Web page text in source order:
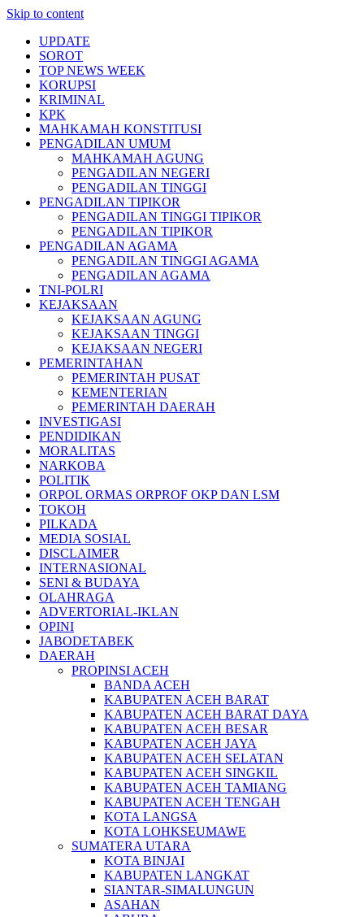
Skip to content
UPDATE
SOROT
TOP NEWS WEEK
KORUPSI
KRIMINAL
KPK
MAHKAMAH KONSTITUSI
PENGADILAN UMUM
MAHKAMAH AGUNG
PENGADILAN NEGERI
PENGADILAN TINGGI
PENGADILAN TIPIKOR
PENGADILAN TINGGI TIPIKOR
PENGADILAN TIPIKOR
PENGADILAN AGAMA
PENGADILAN TINGGI AGAMA
PENGADILAN AGAMA
TNI-POLRI
KEJAKSAAN
KEJAKSAAN AGUNG
KEJAKSAAN TINGGI
KEJAKSAAN NEGERI
PEMERINTAHAN
PEMERINTAH PUSAT
KEMENTERIAN
PEMERINTAH DAERAH
INVESTIGASI
PENDIDIKAN
MORALITAS
NARKOBA
POLITIK
ORPOL ORMAS ORPROF OKP DAN LSM
TOKOH
PILKADA
MEDIA SOSIAL
DISCLAIMER
INTERNASIONAL
SENI & BUDAYA
OLAHRAGA
ADVERTORIAL-IKLAN
OPINI
JABODETABEK
DAERAH
PROPINSI ACEH
BANDA ACEH
KABUPATEN ACEH BARAT
KABUPATEN ACEH BARAT DAYA
KABUPATEN ACEH BESAR
KABUPATEN ACEH JAYA
KABUPATEN ACEH SELATAN
KABUPATEN ACEH SINGKIL
KABUPATEN ACEH TAMIANG
KABUPATEN ACEH TENGAH
KOTA LANGSA
KOTA LOHKSEUMAWE
SUMATERA UTARA
KOTA BINJAI
KABUPATEN LANGKAT
SIANTAR-SIMALUNGUN
ASAHAN